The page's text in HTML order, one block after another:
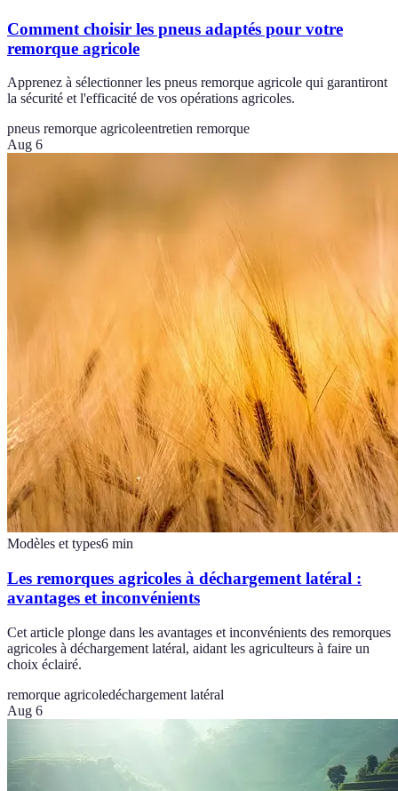
Comment choisir les pneus adaptés pour votre
remorque agricole
Apprenez à sélectionner les pneus remorque agricole qui garantiront
la sécurité et l'efficacité de vos opérations agricoles.
pneus remorque agricoleentretien remorque
Aug 6
Modèles et types6 min
Les remorques agricoles à déchargement latéral :
avantages et inconvénients
Cet article plonge dans les avantages et inconvénients des remorques
agricoles à déchargement latéral, aidant les agriculteurs à faire un
choix éclairé.
remorque agricoledéchargement latéral
Aug 6